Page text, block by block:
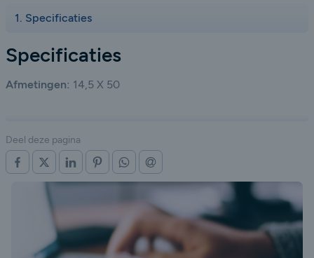
Specificaties
Specificaties
Afmetingen: 14,5 X 50
Deel deze pagina
OP FACEBOOK
OP X (TWITTER)
OP LINKEDINOP PINTERESTOP WHATSAPP